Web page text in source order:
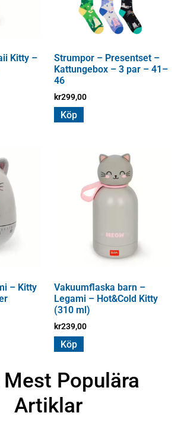
Kitty –
Strumpor – Presentset –
Kattungebox – 3 par – 41–
46
kr299,00
Köp
– Kitty
Vakuumflaska barn –
Legami – Hot&Cold Kitty
(310 ml)
kr239,00
Köp
Mest Populära
Artiklar